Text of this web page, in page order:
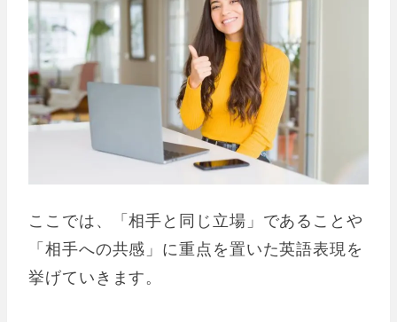
ここでは、「相手と同じ立場」であることや
「相手への共感」に重点を置いた英語表現を
挙げていきます。